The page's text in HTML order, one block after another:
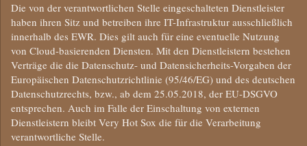
Die von der verantwortlichen Stelle eingeschalteten Dienstleister
haben ihren Sitz und betreiben ihre IT-Infrastruktur ausschließlich
innerhalb des EWR. Dies gilt auch für eine eventuelle Nutzung
von Cloud-basierenden Diensten. Mit den Dienstleistern bestehen
Verträge die die Datenschutz- und Datensicherheits-Vorgaben der
Europäischen Datenschutzrichtlinie (95/46/EG) und des deutschen
Datenschutzrechts, bzw., ab dem 25.05.2018, der EU-DSGVO
entsprechen. Auch im Falle der Einschaltung von externen
Dienstleistern bleibt Very Hot Sox die für die Verarbeitung
verantwortliche Stelle.